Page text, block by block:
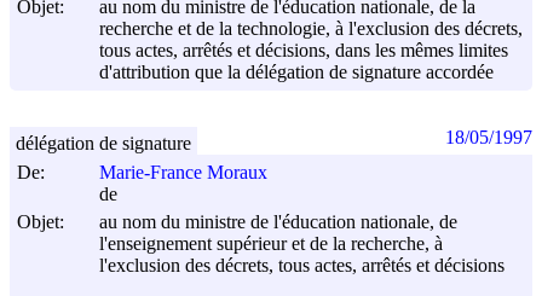
Objet:
au nom du ministre de l'éducation nationale, de la
recherche et de la technologie, à l'exclusion des décrets,
tous actes, arrêtés et décisions, dans les mêmes limites
d'attribution que la délégation de signature accordée
De:
Marie-France Moraux
de
Objet:
au nom du ministre de l'éducation nationale, de
l'enseignement supérieur et de la recherche, à
l'exclusion des décrets, tous actes, arrêtés et décisions
délégation de signature 18/05/1997